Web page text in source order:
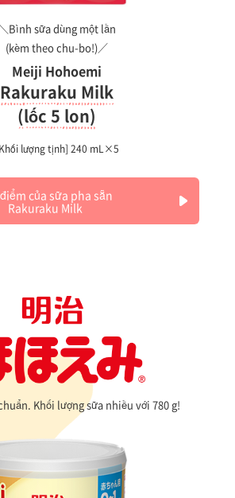
Bình sữa dùng một lần
(kèm theo chu-bo!)／
Meiji Hohoemi
Rakuraku Milk
(lốc 5 lon)
lượng tịnh] 240 mL×5
của sữa pha sẵn
Rakuraku Milk
Khối lượng sữa nhiều với 780 g!